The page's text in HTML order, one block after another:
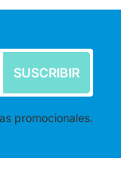
SUSCRIBIR
promocionales.